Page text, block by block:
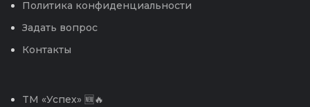
Политика конфиденциальности
Задать вопрос
Контакты
TM «Успех» 🆕🔥